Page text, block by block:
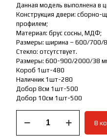
Данная модель выполнена в
Конструкция двери: сборно-
профилем;
Материал: брус сосны, МДФ;
Размеры: ширина – 600/700/
Стекло: отсутствует.
Размеры: 600-900/2000/38
Короб 1шт-480
Наличник 1шт-280
Добор 8см 1шт-500
Добор 10см 1шт-500
товара
В